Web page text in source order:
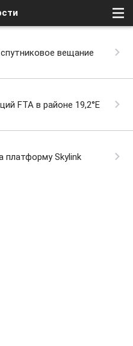
вещание
FTA в районе 19,2°E
платформу Skylink